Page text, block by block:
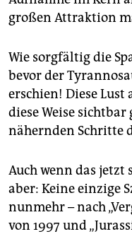
großen Attraktion
Wie sorgfältig die
bevor der
erschien! Diese Lust
diese Weise
nähernden Schritte
Auch wenn das jetzt
aber: Keine einzige
nunmehr – nach
von 1997 und